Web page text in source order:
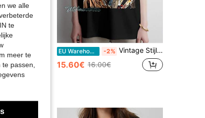
in Veelkleurig Vrouwen T-shirts
EU Warehouse -2% Vintage Stijl Alex Turner T-shirt, Retro Grafisch Ontwerp
15.60€ 16.00€
we alle
te
meer te
passen,